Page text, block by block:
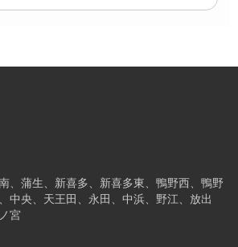
、蒲生、新喜多、新喜多東、鴨野西、鴨野
中央、天王田、永田、中浜、野江、放出
宮